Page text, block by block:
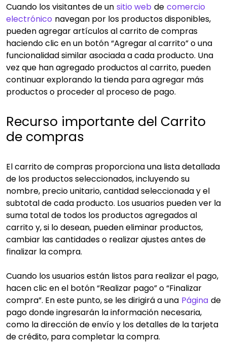
Cuando los visitantes de un sitio web de comercio
electrónico navegan por los productos disponibles,
pueden agregar artículos al carrito de compras
haciendo clic en un botón “Agregar al carrito” o una
funcionalidad similar asociada a cada producto. Una
vez que han agregado productos al carrito, pueden
continuar explorando la tienda para agregar más
productos o proceder al proceso de pago.
Recurso importante del Carrito
de compras
El carrito de compras proporciona una lista detallada
de los productos seleccionados, incluyendo su
nombre, precio unitario, cantidad seleccionada y el
subtotal de cada producto. Los usuarios pueden ver la
suma total de todos los productos agregados al
carrito y, si lo desean, pueden eliminar productos,
cambiar las cantidades o realizar ajustes antes de
finalizar la compra.
Cuando los usuarios están listos para realizar el pago,
hacen clic en el botón “Realizar pago” o “Finalizar
compra”. En este punto, se les dirigirá a una Página de
pago donde ingresarán la información necesaria,
como la dirección de envío y los detalles de la tarjeta
de crédito, para completar la compra.